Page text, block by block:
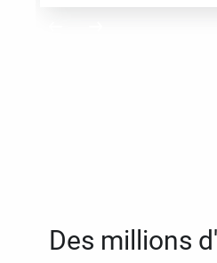
Des millions